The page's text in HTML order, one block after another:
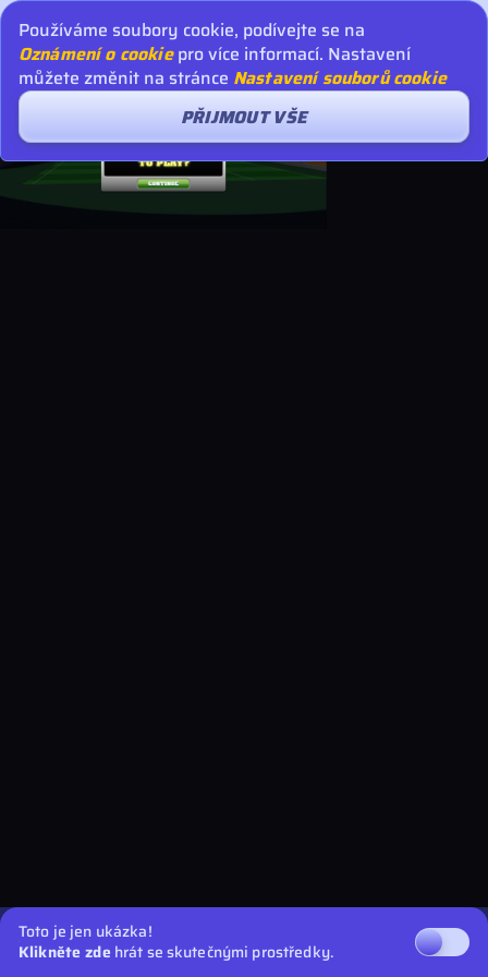
Toto je jen ukázka!
Klikněte zde hrát se skutečnými prostředky.
Používáme soubory cookie, podívejte se na
Oznámení o cookiepro více informací. Nastavení
můžete změnit na stránce Nastavení souborů cookie
PŘIJMOUT VŠE